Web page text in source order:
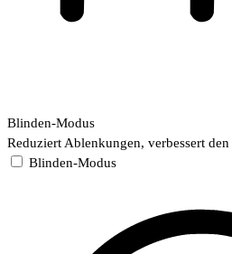
Blinden-Modus
Reduziert Ablenkungen, verbessert
Blinden-Modus